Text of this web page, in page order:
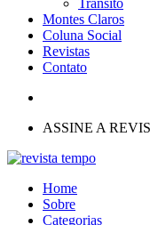
Trânsito
Montes Claros
Coluna Social
Revistas
Contato
ASSINE A
Home
Sobre
Categorias